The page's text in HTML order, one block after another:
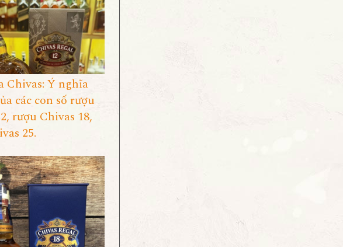
Chivas: Ý nghĩa
các con số rượu
rượu Chivas 18,
25.